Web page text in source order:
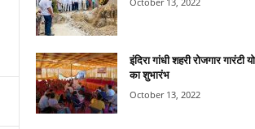
इंदिरा गांधी शहरी रोजगार गारंटी
का शुभारंभ
October 13, 2022